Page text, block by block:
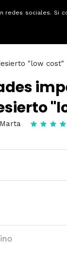
Blog
"low cost"
sociales. Si